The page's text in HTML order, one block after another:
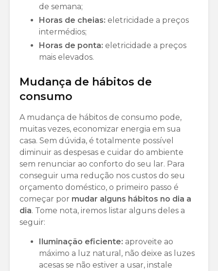
de semana;
Horas de cheias: eletricidade a preços
intermédios;
Horas de ponta: eletricidade a preços
mais elevados.
Mudança de hábitos de
consumo
A mudança de hábitos de consumo pode,
muitas vezes, economizar energia em sua
casa. Sem dúvida, é totalmente possível
diminuir as despesas e cuidar do ambiente
sem renunciar ao conforto do seu lar. Para
conseguir uma redução nos custos do seu
orçamento doméstico, o primeiro passo é
começar por mudar alguns hábitos no dia a
dia. Tome nota, iremos listar alguns deles a
seguir:
Iluminação eficiente: aproveite ao
máximo a luz natural, não deixe as luzes
acesas se não estiver a usar, instale